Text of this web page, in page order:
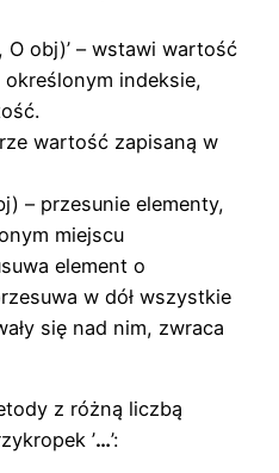
O obj)’ – wstawi wartość
indeksie,
wartość zapisaną w
– przesunie elementy,
miejscu
element o
w dół wszystkie
się nad nim, zwraca
z różną liczbą
’…’: